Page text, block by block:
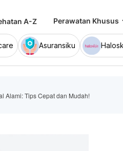
A-Z Perawatan Khusus
Asuransiku
Alami: Tips Cepat dan Mudah!